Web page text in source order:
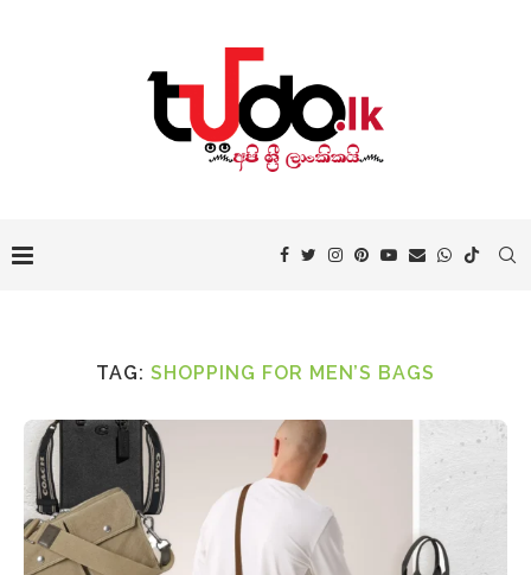
TAG: SHOPPING FOR MEN’S BAGS